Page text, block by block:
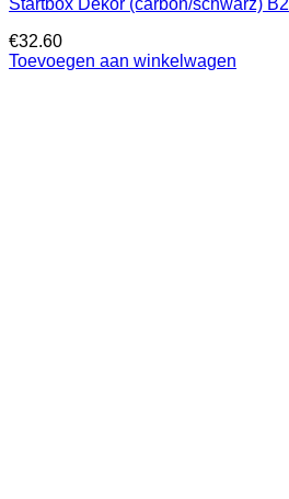
Startbox Dekor (carbon/schwarz) B2
€32.60
Toevoegen aan winkelwagen